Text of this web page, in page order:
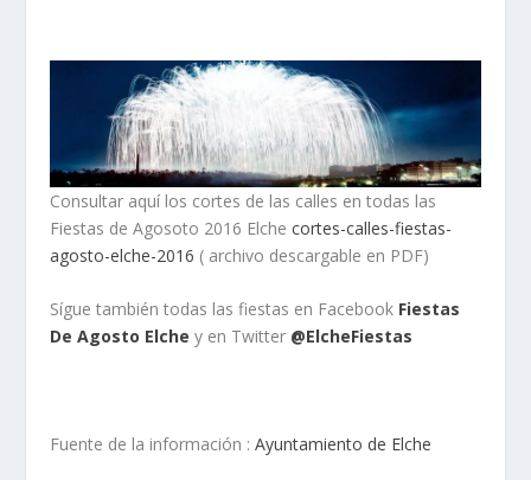
Consultar aquí los cortes de las calles en todas las
Fiestas de Agosoto 2016 Elchecortes-calles-fiestas-
agosto-elche-2016 ( archivo descargable en PDF)
Sígue también todas las fiestas en Facebook Fiestas
De Agosto Elche y en Twitter @ElcheFiestas
Fuente de la información :Ayuntamiento de Elche